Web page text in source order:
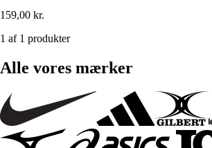
159,00 kr.
1 af 1 produkter
Alle vores mærker